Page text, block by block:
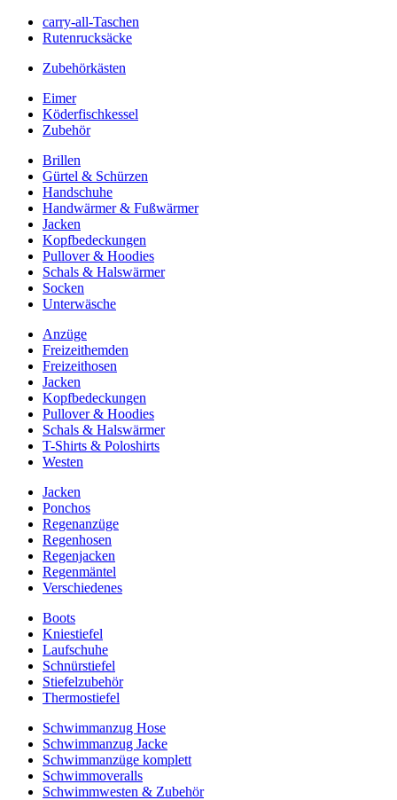
carry-all-Taschen
Rutenrucksäcke
Zubehörkästen
Eimer
Köderfischkessel
Zubehör
Brillen
Gürtel & Schürzen
Handschuhe
Handwärmer & Fußwärmer
Jacken
Kopfbedeckungen
Pullover & Hoodies
Schals & Halswärmer
Socken
Unterwäsche
Anzüge
Freizeithemden
Freizeithosen
Jacken
Kopfbedeckungen
Pullover & Hoodies
Schals & Halswärmer
T-Shirts & Poloshirts
Westen
Jacken
Ponchos
Regenanzüge
Regenhosen
Regenjacken
Regenmäntel
Verschiedenes
Boots
Kniestiefel
Laufschuhe
Schnürstiefel
Stiefelzubehör
Thermostiefel
Schwimmanzug Hose
Schwimmanzug Jacke
Schwimmanzüge komplett
Schwimmoveralls
Schwimmwesten & Zubehör